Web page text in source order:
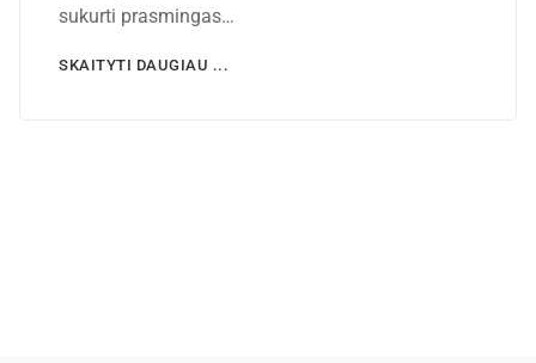
sukurti prasmingas…
SKAITYTI DAUGIAU ...